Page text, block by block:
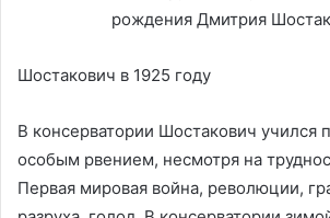
Шостакович в 1925 году
В консерватории Шостакович учился
особым рвением, несмотря на
Первая мировая война, революции,